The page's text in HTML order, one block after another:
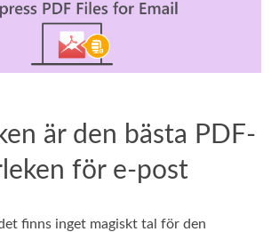
är den bästa PDF-
för e-post
finns inget magiskt tal för den